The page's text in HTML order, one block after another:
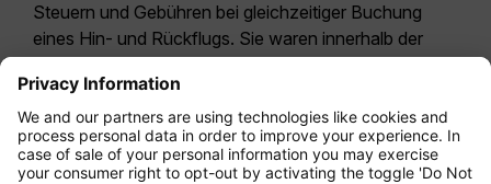
Steuern und Gebühren bei gleichzeitiger Buchung
eines Hin- und Rückflugs. Sie waren innerhalb der
möglicherweise nicht mehr aktuell. Bei den für die
Economy Class angegebenen Tarifen handelt es
sich i.d.R. um Economy Zero, unsere restriktivste
Tarifoption. Es können hierfür zusätzliche Gebühren